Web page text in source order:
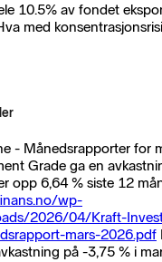
10.5% av fondet
med
- Månedsrapporter for
Grade ga en
opp 6,64 % siste 12
wp-
2026/04/Kraft-
mars-2026.pdf
på -3,75 % i